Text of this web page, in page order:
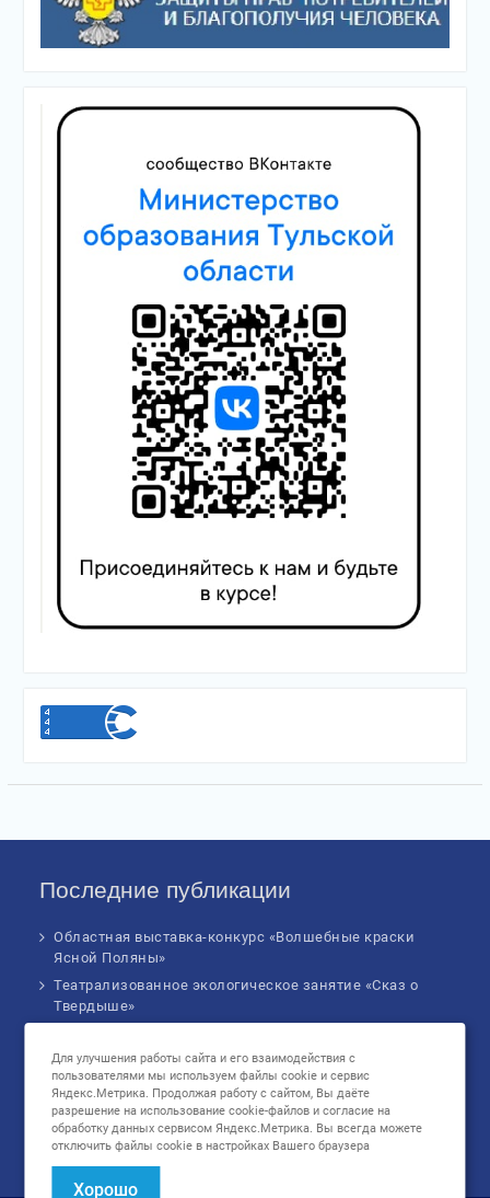
Последние публикации
Областная выставка-конкурс «Волшебные краски
Ясной Поляны»
Театрализованное экологическое занятие «Сказ о
Твердыше»
форума
Музыкальное бинго!
Познавательное занятие «В сердце России: флаг
родной страны», посвященное Дню
государственного флага Российской Федерации
Для улучшения работы сайта и его взаимодействия с
пользователями мы используем файлы cookie и сервис
Яндекс.Метрика. Продолжая работу с сайтом, Вы даёте
разрешение на использование cookie-файлов и согласие на
обработку данных сервисом Яндекс.Метрика. Вы всегда можете
отключить файлы cookie в настройках Вашего браузера
Хорошо